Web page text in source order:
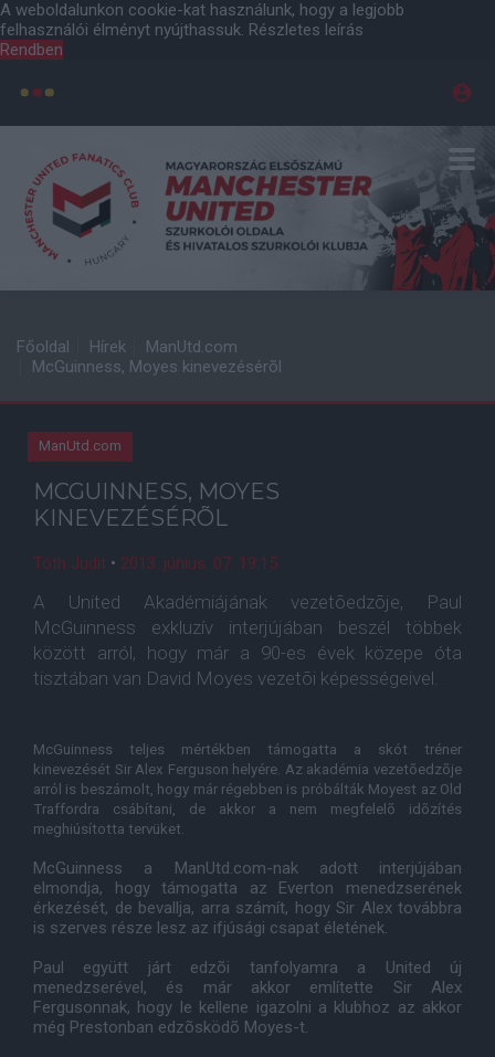
A weboldalunkon cookie-kat használunk, hogy a legjobb
felhasználói élményt nyújthassuk. Részletes leírás
Rendben
Főoldal Hírek
ManUtd.com
McGuinness, Moyes kinevezésérõl
ManUtd.com
MCGUINNESS, MOYES
KINEVEZÉSÉRÕL
Tóth Judit • 2013. június. 07. 19:15
A United Akadémiájának vezetõedzõje, Paul
McGuinness exkluzív interjújában beszél többek
között arról, hogy már a 90-es évek közepe óta
tisztában van David Moyes vezetõi képességeivel.
McGuinness teljes mértékben támogatta a skót tréner
kinevezését Sir Alex Ferguson helyére. Az akadémia vezetõedzõje
arról is beszámolt, hogy már régebben is próbálták Moyest az Old
Traffordra csábítani, de akkor a nem megfelelõ idõzítés
meghiúsította tervüket.
McGuinness a ManUtd.com-nak adott interjújában
elmondja, hogy támogatta az Everton menedzserének
érkezését, de bevallja, arra számít, hogy Sir Alex továbbra
is szerves része lesz az ifjúsági csapat életének.
Paul együtt járt edzõi tanfolyamra a United új
menedzserével, és már akkor említette Sir Alex
Fergusonnak, hogy le kellene igazolni a klubhoz az akkor
még Prestonban edzõsködõ Moyes-t.